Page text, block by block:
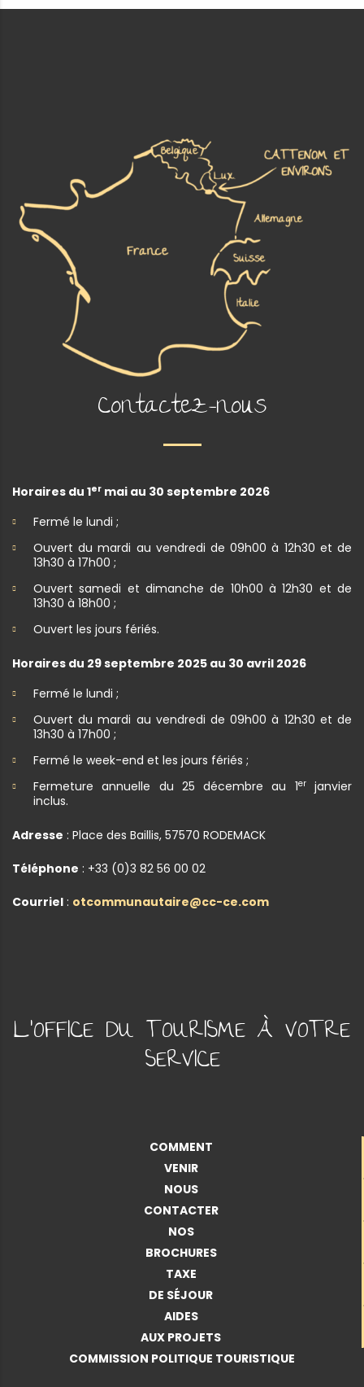
Contactez-nous
Horaires du 1er mai au 30 septembre 2026
Fermé le lundi ;
Ouvert du mardi au vendredi de 09h00 à 12h30 et de
13h30 à 17h00 ;
Ouvert samedi et dimanche de 10h00 à 12h30 et de
13h30 à 18h00 ;
Ouvert les jours fériés.
Horaires du 29 septembre 2025 au 30 avril 2026
Fermé le lundi ;
Ouvert du mardi au vendredi de 09h00 à 12h30 et de
13h30 à 17h00 ;
Fermé le week-end et les jours fériés ;
Fermeture annuelle du 25 décembre au 1erjanvier
inclus.
Adresse : Place des Baillis, 57570 RODEMACK
Téléphone : +33 (0)3 82 56 00 02
Courriel : otcommunautaire@cc-ce.com
L'OFFICE DU TOURISME À VOTRE
SERVICE
COMMENT
VENIR
NOUS
CONTACTER
NOS
BROCHURES
TAXE
DE SÉJOUR
AIDES
AUX PROJETS
COMMISSION POLITIQUE TOURISTIQUE